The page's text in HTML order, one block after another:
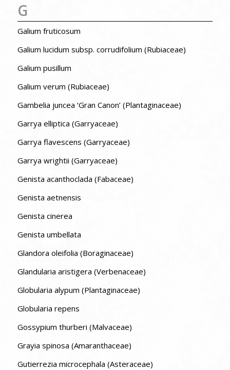
G
Galium fruticosum
Galium lucidum subsp. corrudifolium (Rubiaceae)
Galium pusillum
Galium verum (Rubiaceae)
Gambelia juncea ‘Gran Canon’ (Plantaginaceae)
Garrya elliptica (Garryaceae)
Garrya flavescens (Garryaceae)
Garrya wrightii (Garryaceae)
Genista acanthoclada (Fabaceae)
Genista aetnensis
Genista cinerea
Genista umbellata
Glandora oleifolia (Boraginaceae)
Glandularia aristigera (Verbenaceae)
Globularia alypum (Plantaginaceae)
Globularia repens
Gossypium thurberi (Malvaceae)
Grayia spinosa (Amaranthaceae)
Gutierrezia microcephala (Asteraceae)